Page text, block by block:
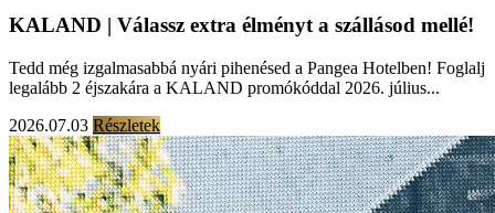
KALAND | Válassz extra élményt a szállásod mellé!
Tedd még izgalmasabbá nyári pihenésed a Pangea Hotelben! Foglalj
legalább 2 éjszakára a KALAND promókóddal 2026. július...
2026.07.03 Részletek